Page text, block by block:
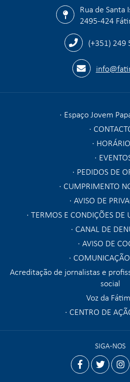
Rua de Santa
2495-424
(+351) 249
Espaço Jovem
PEDIDOS DE
CUMPRIMENTO
AVISO DE
TERMOS E CONDIÇÕES DE
CANAL DE
AVISO DE
COMUNICAÇÃO
Acreditação de jornalistas e
social
Voz da
CENTRO DE
SIGA-NOS
facebooktwitter